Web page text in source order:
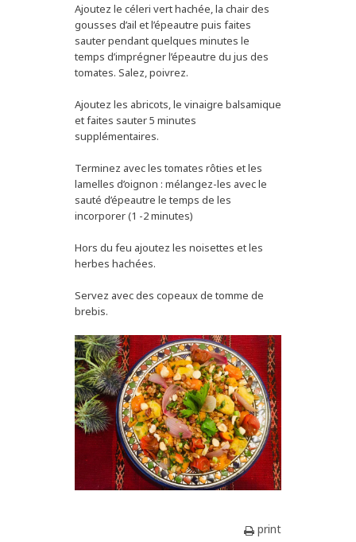
Ajoutez le céleri vert hachée, la chair des
gousses d’ail et l’épeautre puis faites
sauter pendant quelques minutes le
temps d’imprégner l’épeautre du jus des
tomates. Salez, poivrez.
Ajoutez les abricots, le vinaigre balsamique
et faites sauter 5 minutes
supplémentaires.
Terminez avec les tomates rôties et les
lamelles d’oignon : mélangez-les avec le
sauté d’épeautre le temps de les
incorporer (1 -2 minutes)
Hors du feu ajoutez les noisettes et les
herbes hachées.
Servez avec des copeaux de tomme de
brebis.
print